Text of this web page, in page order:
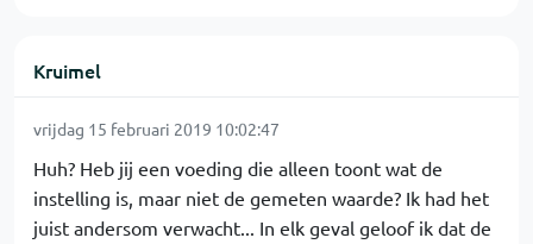
Kruimel
vrijdag 15 februari 2019 10:02:47
Huh? Heb jij een voeding die alleen toont wat de
instelling is, maar niet de gemeten waarde? Ik had het
juist andersom verwacht... In elk geval geloof ik dat de